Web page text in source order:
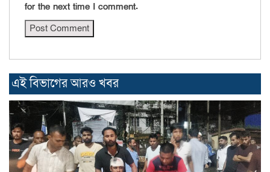
for the next time I comment.
এই বিভাগের আরও খবর